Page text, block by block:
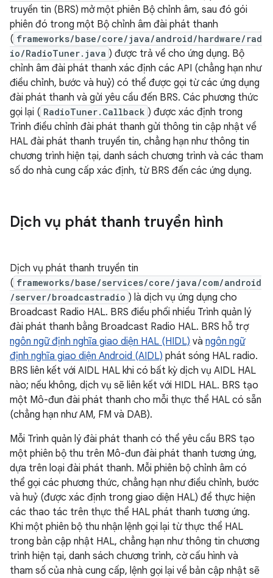
truyền tin (BRS) mở một phiên Bộ chỉnh âm, sau đó gói
phiên đó trong một Bộ chỉnh âm đài phát thanh
( frameworks/base/core/java/android/hardware/rad
io/RadioTuner.java ) được trả về cho ứng dụng. Bộ
chỉnh âm đài phát thanh xác định các API (chẳng hạn như
điều chỉnh, bước và huỷ) có thể được gọi từ các ứng dụng
đài phát thanh và gửi yêu cầu đến BRS. Các phương thức
gọi lại ( RadioTuner.Callback ) được xác định trong
Trình điều chỉnh đài phát thanh gửi thông tin cập nhật về
HAL đài phát thanh truyền tin, chẳng hạn như thông tin
chương trình hiện tại, danh sách chương trình và các tham
số do nhà cung cấp xác định, từ BRS đến các ứng dụng.
Dịch vụ phát thanh truyền hình
Dịch vụ phát thanh truyền tin
( frameworks/base/services/core/java/com/android
/server/broadcastradio ) là dịch vụ ứng dụng cho
Broadcast Radio HAL. BRS điều phối nhiều Trình quản lý
đài phát thanh bằng Broadcast Radio HAL. BRS hỗ trợ
ngôn ngữ định nghĩa giao diện HAL (HIDL) và ngôn ngữ
định nghĩa giao diện Android (AIDL) phát sóng HAL radio.
BRS liên kết với AIDL HAL khi có bất kỳ dịch vụ AIDL HAL
nào; nếu không, dịch vụ sẽ liên kết với HIDL HAL. BRS tạo
một Mô-đun đài phát thanh cho mỗi thực thể HAL có sẵn
(chẳng hạn như AM, FM và DAB).
Mỗi Trình quản lý đài phát thanh có thể yêu cầu BRS tạo
một phiên bộ thu trên Mô-đun đài phát thanh tương ứng,
dựa trên loại đài phát thanh. Mỗi phiên bộ chỉnh âm có
thể gọi các phương thức, chẳng hạn như điều chỉnh, bước
và huỷ (được xác định trong giao diện HAL) để thực hiện
các thao tác trên thực thể HAL phát thanh tương ứng.
Khi một phiên bộ thu nhận lệnh gọi lại từ thực thể HAL
trong bản cập nhật HAL, chẳng hạn như thông tin chương
trình hiện tại, danh sách chương trình, cờ cấu hình và
tham số của nhà cung cấp, lệnh gọi lại về bản cập nhật sẽ